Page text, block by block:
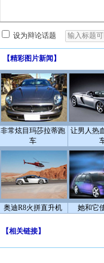
设为辩论话题
【精彩图片新闻 】
非常炫目玛莎拉蒂跑
车
让男人热
奥迪R8火拼直升机 她和它
【相关链接】